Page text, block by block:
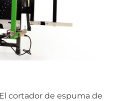
cortador de espuma de